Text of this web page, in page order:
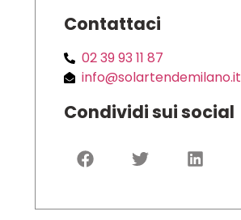
Contattaci
02 39 93 11 87
info@solartendemilano.it
Condividi sui social